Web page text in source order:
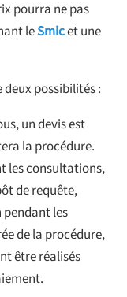
pourra ne pas
leSmicet une
possibilités :
un devis est
la procédure.
les consultations,
de requête,
pendant les
de la procédure,
être réalisés